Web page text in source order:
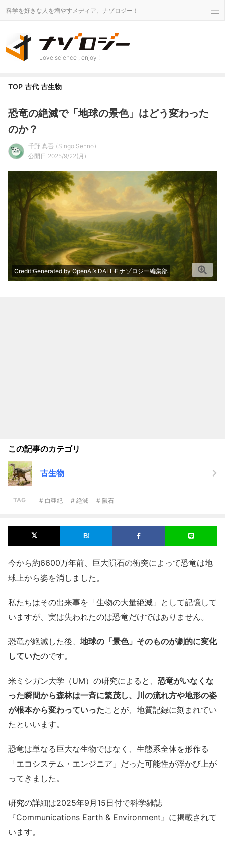
科学を好きな人を増やすメディア、ナゾロジー！
Love science , enjoy !
TOP 古代 古生物
恐竜の絶滅で「地球の景色」はどう変わった
のか？
千野 真吾
Singo Senno
公開日 2025/9/22(月)
Credit:Generated by OpenAI’s DALL·E,ナゾロジー編集部
この記事のカテゴリ
古生物
TAG # 白亜紀 # 絶滅 # 隕石
今から約6600万年前、巨大隕石の衝突によって恐竜は地
球上から姿を消しました。
私たちはその出来事を「生物の大量絶滅」として記憶して
いますが、実は失われたのは恐竜だけではありません。
恐竜が絶滅した後、 地球の「景色」そのものが劇的に変化
していたのです。
米ミシガン大学（UM）の研究によると、 恐竜がいなくな
った瞬間から森林は一斉に繁茂し、川の流れ方や地形の姿
が根本から変わっていったことが、地質記録に刻まれてい
たといいます。
恐竜は単なる巨大な生物ではなく、生態系全体を形作る
「エコシステム・エンジニア」だった可能性が浮かび上が
ってきました。
研究の詳細は2025年9月15日付で科学雑誌
『Communications Earth & Environment』に掲載されて
います。